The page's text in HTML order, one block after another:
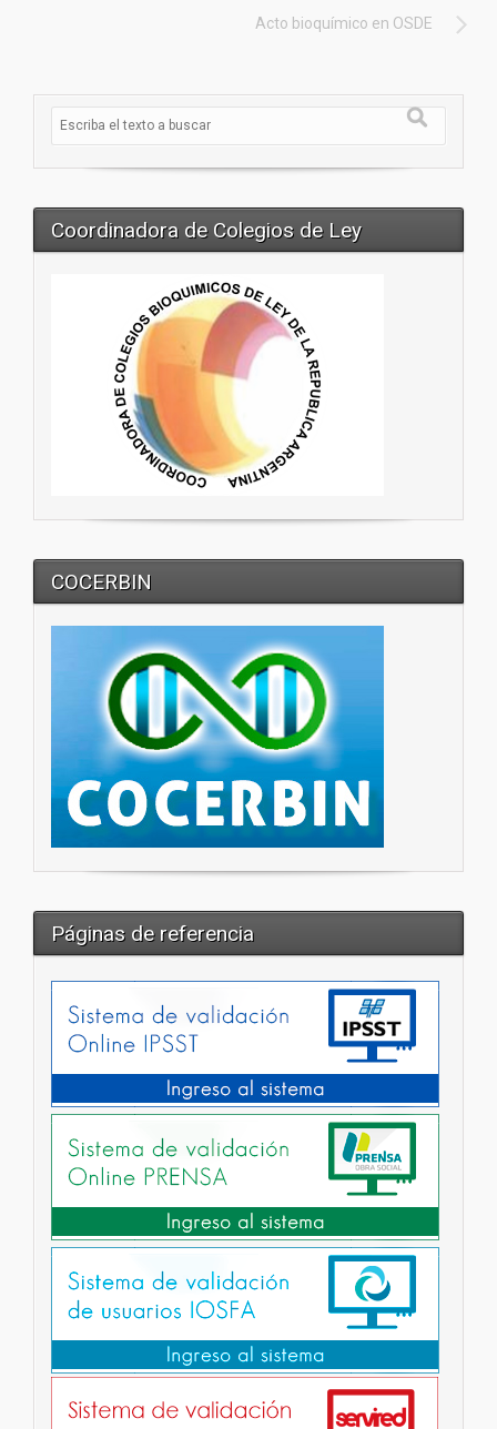
Acto bioquímico en OSDE
Coordinadora de Colegios de Ley
COCERBIN
Páginas de referencia